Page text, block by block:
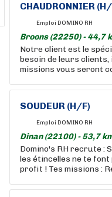
CHAUDRONNIER
Emploi DOMINO RH
Broons (22250) - 44,7
Notre client est le
besoin de leurs clients,
missions vous seront
SOUDEUR (H/F)
Emploi DOMINO RH
Dinan (22100) - 53,7
Domino's RH recrute :
les étincelles ne te
profit ! Tes missions :